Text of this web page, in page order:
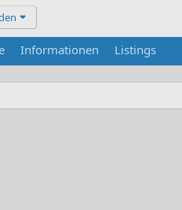
Informationen Listings